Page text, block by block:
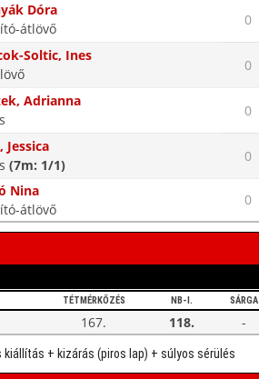
Dóra
átlövő
0
Soltic, Ines
0
Adrianna
0
Jessica
(7m: 1/1)
0
Nina
átlövő
0
TÉTMÉRKŐZÉS NB-I. SÁRGA
167. 118. -
kiállítás + kizárás (piros lap) + súlyos sérülés